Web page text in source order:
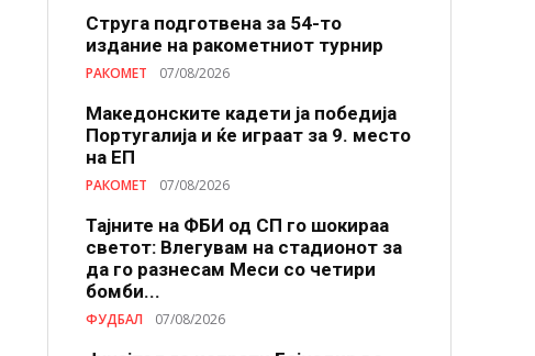
Струга подготвена за 54-то
издание на ракометниот турнир
РАКОМЕТ 07/08/2026
Македонските кадети ја победија
Португалија и ќе играат за 9. место
на ЕП
РАКОМЕТ 07/08/2026
Тајните на ФБИ од СП го шокираа
светот: Влегувам на стадионот за
да го разнесам Меси со четири
бомби...
ФУДБАЛ 07/08/2026